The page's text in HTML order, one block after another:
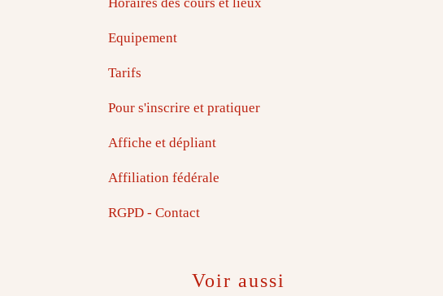
Equipement
Tarifs
Pour s'inscrire et pratiquer
Affiche et dépliant
Affiliation fédérale
RGPD - Contact
Voir aussi